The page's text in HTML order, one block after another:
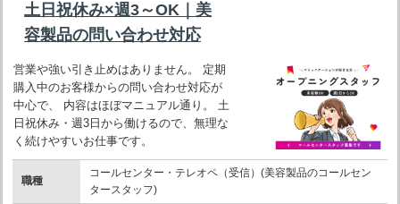
土日祝休み×週3～OK｜美
容製品の問い合わせ対応
営業や強い引き止めはありません。 定期
購入中のお客様からの問い合わせ対応が
中心で、 内容はほぼマニュアル通り。 土
日祝休み・週3日から働けるので、無理な
く続けやすいお仕事です。
職種
コールセンター・テレオペ（受信）(美容製品のコールセン
タースタッフ)